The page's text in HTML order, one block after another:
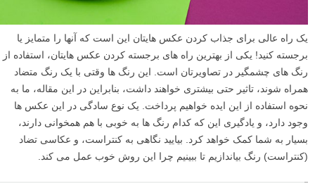
یک راه عالی برای جذاب کردن عکس هایتان این است که آنها را متمایز یا
برجسته کنید! یکی از بهترین راه های برجسته کردن عکس هایتان، استفاده از
رنگ های چشمگیر در تصاویرتان است. این رنگ ها وقتی با یک رنگ متضاد
همراه شوند، تاثیر حتی بیشتری خواهند داشت، بنابراین در این مقاله، ما به
نحوه استفاده از این ایده خواهیم پرداخت. یک نوع سادگی در این عکس ها
وجود دارد، و یادگیری این که کدام رنگ ها به خوبی با هم همخوانی دارند،
بسیار به شما کمک خواهد کرد. بیایید نگاهی به کنتراست، و عکاسی تضاد
(کنتراست) رنگ بیاندازیم تا ببینیم چرا این روش خوب عمل می کند.